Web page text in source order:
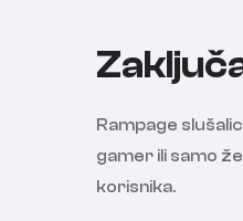
Rampage
gamer ili samo
korisnika.